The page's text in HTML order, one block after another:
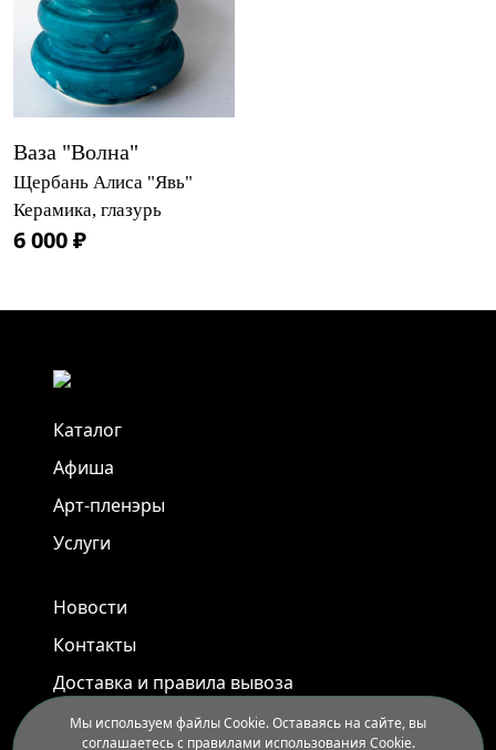
Ваза "Волна"
Щербань Алиса "Явь"
Керамика, глазурь
6 000 ₽
Каталог
Афиша
Арт-пленэры
Услуги
Новости
Контакты
Доставка и правила вывоза
Мы используем файлы Cookie. Оставаясь на сайте, вы
соглашаетесь с правилами использования Cookie.